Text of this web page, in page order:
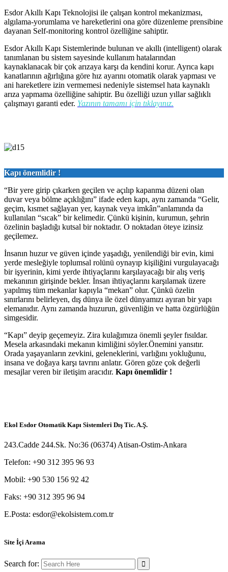
Esdor Akıllı Kapı Teknolojisi ile çalışan kontrol mekanizması,
algılama-yorumlama ve hareketlerini ona göre düzenleme prensibine
dayanan Self-monitoring kontrol özelliğine sahiptir.
Esdor Akıllı Kapı Sistemlerinde bulunan ve akıllı (intelligent) olarak
tanımlanan bu sistem sayesinde kullanım hatalarından
kaynaklanacak bir çok arızaya karşı da kendini korur. Ayrıca kapı
kanatlarının ağırlığına göre hız ayarını otomatik olarak yapması ve
ani hareketlere izin vermemesi nedeniyle sistemsel hata kaynaklı
arıza yapmama özelliğine sahiptir. Bu özelliği uzun yıllar sağlıklı
çalışmayı garanti eder. Yazının tamamı için tıklayınız.
Kapı önemlidir !
“Bir yere girip çıkarken geçilen ve açılıp kapanma düzeni olan
duvar veya bölme açıklığını” ifade eden kapı, aynı zamanda “Gelir,
geçim, kısmet sağlayan yer, kaynak veya imkân”anlamında da
kullanılan “sıcak” bir kelimedir. Çünkü kişinin, kurumun, şehrin
özelinin başladığı kutsal bir noktadır. O noktadan öteye izinsiz
geçilemez.
İnsanın huzur ve güven içinde yaşadığı, yenilendiği bir evin, kimi
yerde mesleğiyle toplumsal rolünü oynayıp kişiliğini vurgulayacağı
bir işyerinin, kimi yerde ihtiyaçlarını karşılayacağı bir alış veriş
mekanının girişinde bekler. İnsan ihtiyaçlarını karşılamak üzere
yapılmış tüm mekanlar kapıyla “mekan” olur. Çünkü özelin
sınırlarını belirleyen, dış dünya ile özel dünyamızı ayıran bir yapı
elemanıdır. Aynı zamanda huzurun, güvenliğin ve hatta özgürlüğün
simgesidir.
“Kapı” deyip geçemeyiz. Zira kulağımıza önemli şeyler fısıldar.
Mesela arkasındaki mekanın kimliğini söyler.Önemini yansıtır.
Orada yaşayanların zevkini, geleneklerini, varlığını yokluğunu,
insana ve doğaya karşı tavrını anlatır. Gören göze çok değerli
mesajlar veren bir iletişim aracıdır. Kapı önemlidir !
Ekol Esdor Otomatik Kapı Sistemleri Dış Tic. A.Ş.
243.Cadde 244.Sk. No:36 (06374) Atisan-Ostim-Ankara
Telefon: +90 312 395 96 93
Mobil: +90 530 156 92 42
Faks: +90 312 395 96 94
E.Posta: esdor@ekolsistem.com.tr
Site İçi Arama
Search for: